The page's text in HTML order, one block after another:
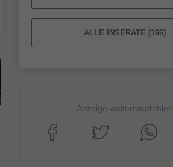
ALLE INSERATE (166)
Anzeige weiterempfehlen